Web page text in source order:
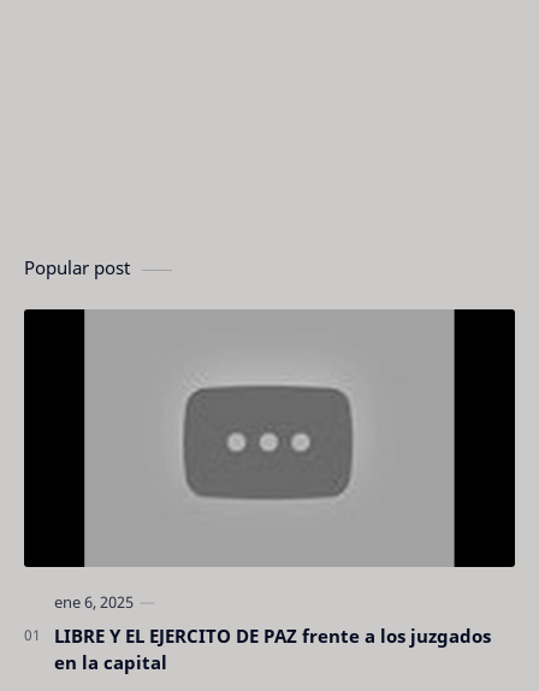
Popular post
LIBRE Y EL EJERCITO DE PAZ frente a los juzgados
en la capital